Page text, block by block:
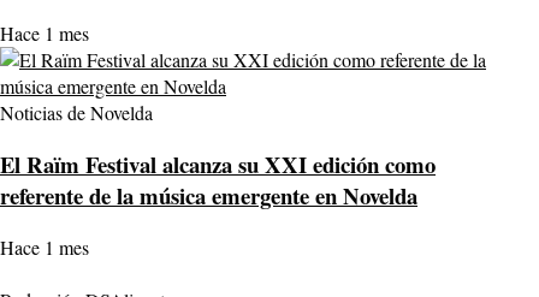
Hace 1 mes
Noticias de Novelda
El Raïm Festival alcanza su XXI edición como
referente de la música emergente en Novelda
Hace 1 mes